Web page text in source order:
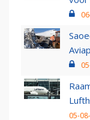
05-